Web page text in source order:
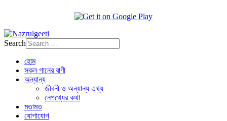
Search
হোম
সকল গানের বাণী
অন্যান্য
জীবনী ও অন্যান্য তথ্য
নেপথ্যের কথা
মতামত
যোগাযোগ